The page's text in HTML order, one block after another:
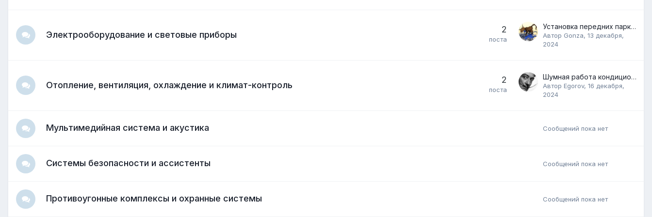
Электрооборудование и световые приборы
2
поста
Установка передних парктроников и лидара на BAIC X7
Автор Gonza, 13 декабря,
2024
Отопление, вентиляция, охлаждение и климат-контроль
2
поста
Шумная работа кондиционера на BAIC BJ40
Автор Egorov, 16 декабря,
2024
Мультимедийная система и акустика Сообщений пока нет
Системы безопасности и ассистенты Сообщений пока нет
Противоугонные комплексы и охранные системы Сообщений пока нет